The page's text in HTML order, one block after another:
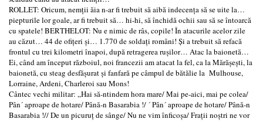
ROLLET: Oricum, nemţii ăia n-ar fi trebuit să aibă indecenţa să se uite la…
piepturile lor goale, ar fi trebuit să… hi-hi, să închidă ochii sau să se întoarcă
cu spatele! BERTHELOT: Nu e nimic de râs, copile! În atacurile acelor zile
au căzut… 44 de ofiţeri şi… 1.770 de soldaţi români! Şi a trebuit să refacă
frontul cu trei kilometri înapoi, după retragerea ruşilor… Atac la baionetă…
Ei, când am început războiul, noi francezii am atacat la fel, ca la Mărăşeşti, la
baionetă, cu steag desfăşurat şi fanfară pe câmpul de bătălie la Mulhouse,
Lorraine, Ardeni, Charleroi sau Mons!
Cântec vechi militar: „Hai să-ntindem hora mare/ Mai pe-aici, mai pe colea/
Pân´ aproape de hotare/ Până-n Basarabia !/ ´ Pân´ aproape de hotare/ Până-n
Basarabia !// De un picuruţ de sânge/ Nu ne vim înficoşa/ Fraţii noştri ne vor